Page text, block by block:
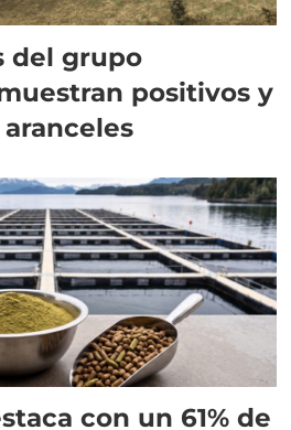
del grupo
positivos y
con un 61% de